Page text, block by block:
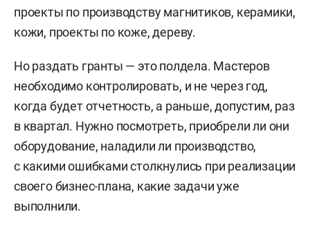
проекты по производству магнитиков, керамики,
кожи, проекты по коже, дереву.
Но раздать гранты — это полдела. Мастеров
необходимо контролировать, и не через год,
когда будет отчетность, а раньше, допустим, раз
в квартал. Нужно посмотреть, приобрели ли они
оборудование, наладили ли производство,
с какими ошибками столкнулись при реализации
своего бизнес-плана, какие задачи уже
выполнили.